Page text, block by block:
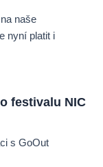
naše
nyní platit i
festivalu NIC
s GoOut